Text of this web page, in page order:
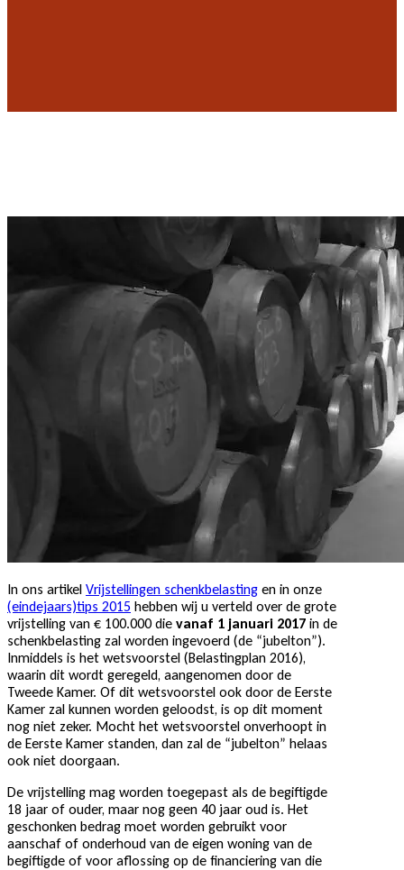
In ons artikel Vrijstellingen schenkbelasting en in onze
(eindejaars)tips 2015 hebben wij u verteld over de grote
vrijstelling van € 100.000 die vanaf 1 januari 2017 in de
schenkbelasting zal worden ingevoerd (de “jubelton”).
Inmiddels is het wetsvoorstel (Belastingplan 2016),
waarin dit wordt geregeld, aangenomen door de
Tweede Kamer. Of dit wetsvoorstel ook door de Eerste
Kamer zal kunnen worden geloodst, is op dit moment
nog niet zeker. Mocht het wetsvoorstel onverhoopt in
de Eerste Kamer standen, dan zal de “jubelton” helaas
ook niet doorgaan.
De vrijstelling mag worden toegepast als de begiftigde
18 jaar of ouder, maar nog geen 40 jaar oud is. Het
geschonken bedrag moet worden gebruikt voor
aanschaf of onderhoud van de eigen woning van de
begiftigde of voor aflossing op de financiering van die